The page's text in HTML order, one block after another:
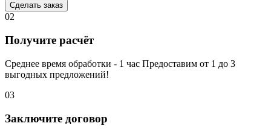
Сделать заказ
02
Получите расчёт
Среднее время обработки - 1 час Предоставим от 1 до 3
выгодных предложений!
03
Заключите договор